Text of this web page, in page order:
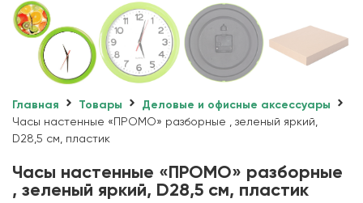
Главная Товары
Деловые и офисные аксессуары
Часы настенные «ПРОМО» разборные , зеленый яркий,
D28,5 см, пластик
Часы настенные «ПРОМО» разборные
, зеленый яркий, D28,5 см, пластик